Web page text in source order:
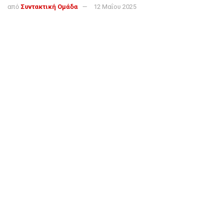
από Συντακτική Ομάδα 12 Μαΐου 2025